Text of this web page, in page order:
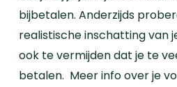
bijbetalen. Anderzijds
realistische inschatting van
ook te vermijden dat je te
betalen. Meer info over je